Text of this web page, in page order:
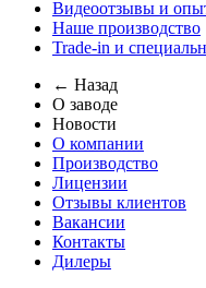
Видеоотзывы и
Наше производство
Trade-in и
← Назад
О заводе
Новости
О компании
Производство
Лицензии
Отзывы клиентов
Вакансии
Контакты
Дилеры